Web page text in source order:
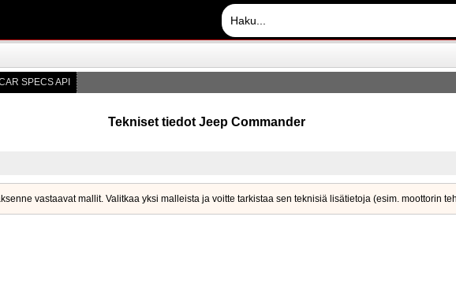
SPECS API
Tekniset tiedot Jeep Commander
vastaavat mallit. Valitkaa yksi malleista ja voitte tarkistaa sen teknisiä lisätietoja (esim. moottorin